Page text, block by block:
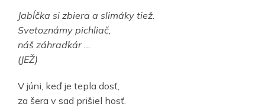
Jabĺčka si zbiera a slimáky tiež.
Svetoznámy pichliač,
náš záhradkár …
(JEŽ)
V júni, keď je tepla dosť,
za šera v sad prišiel hosť.